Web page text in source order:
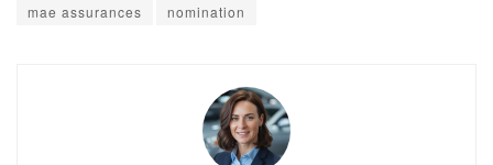
mae assurances
nomination